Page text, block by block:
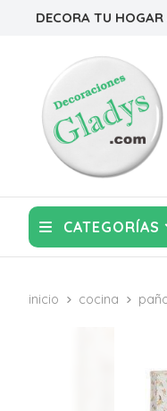
DECORA TU
CATEGORÍAS
inicio cocina